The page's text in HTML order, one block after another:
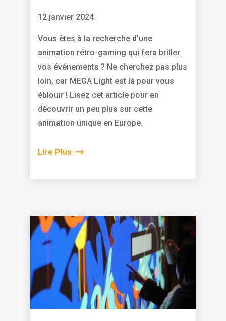
12 janvier 2024
Vous êtes à la recherche d’une
animation rétro-gaming qui fera briller
vos événements ? Ne cherchez pas plus
loin, car MEGA Light est là pour vous
éblouir ! Lisez cet article pour en
découvrir un peu plus sur cette
animation unique en Europe.
Lire Plus